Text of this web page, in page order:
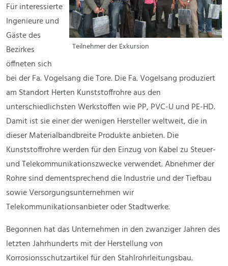
Teilnehmer der Exkursion
Für interessierte
Ingenieure und
Gäste des
Bezirkes
öffneten sich
bei der Fa. Vogelsang die Tore. Die Fa. Vogelsang produziert
am Standort Herten Kunststoffrohre aus den
unterschiedlichsten Werkstoffen wie PP, PVC-U und PE-HD.
Damit ist sie einer der wenigen Hersteller weltweit, die in
dieser Materialbandbreite Produkte anbieten. Die
Kunststoffrohre werden für den Einzug von Kabel zu Steuer-
und Telekommunikationszwecke verwendet. Abnehmer der
Rohre sind dementsprechend die Industrie und der Tiefbau
sowie Versorgungsunternehmen wir
Telekommunikationsanbieter oder Stadtwerke.
Begonnen hat das Unternehmen in den zwanziger Jahren des
letzten Jahrhunderts mit der Herstellung von
Korrosionsschutzartikel für den Stahlrohrleitungsbau.